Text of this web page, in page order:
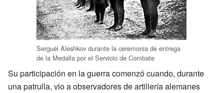
Serguéi Aleshkov durante la ceremonia de entrega
de la Medalla por el Servicio de Combate
Su participación en la guerra comenzó cuando, durante
una patrulla, vio a observadores de artillería alemanes